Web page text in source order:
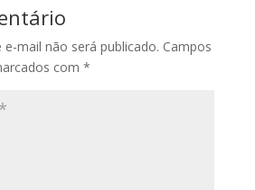
e-mail não será publicado. Campos
com *